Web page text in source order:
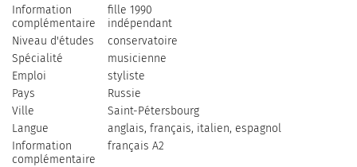
Information
complémentaire
fille 1990
indépendant
Niveau d'études
conservatoire
Spécialité
musicienne
Emploi
styliste
Pays
Russie
Ville
Saint-Pétersbourg
Langue
anglais, français, italien, espagnol
Information
complémentaire
français A2